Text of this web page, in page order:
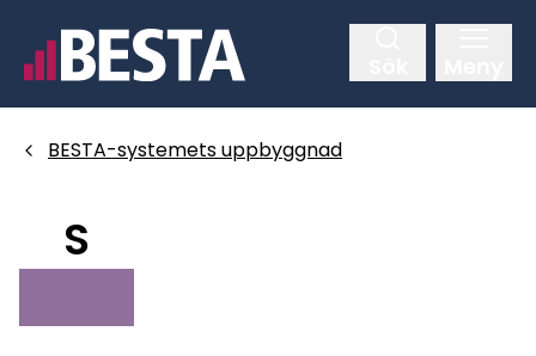
BESTA-systemets uppbyggnad
S